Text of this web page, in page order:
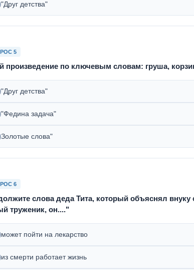
"Друг детства"
5
произведение по ключевым словам: груша,
"Друг детства"
"Федина задача"
Золотые слова"
6
слова деда Тита, который объяснял внуку
труженик, он...."
может пойти на лекарство
из смерти работает жизнь